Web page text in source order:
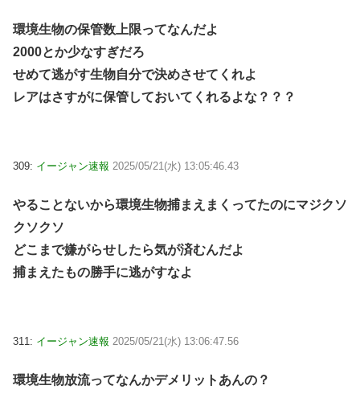
環境生物の保管数上限ってなんだよ
2000とか少なすぎだろ
せめて逃がす生物自分で決めさせてくれよ
レアはさすがに保管しておいてくれるよな？？？
309: イージャン速報 2025/05/21(水) 13:05:46.43
やることないから環境生物捕まえまくってたのにマジクソ
クソクソ
どこまで嫌がらせしたら気が済むんだよ
捕まえたもの勝手に逃がすなよ
311: イージャン速報 2025/05/21(水) 13:06:47.56
環境生物放流ってなんかデメリットあんの？